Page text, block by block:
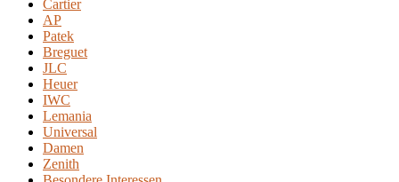
Cartier
AP
Patek
Breguet
JLC
Heuer
IWC
Lemania
Universal
Damen
Zenith